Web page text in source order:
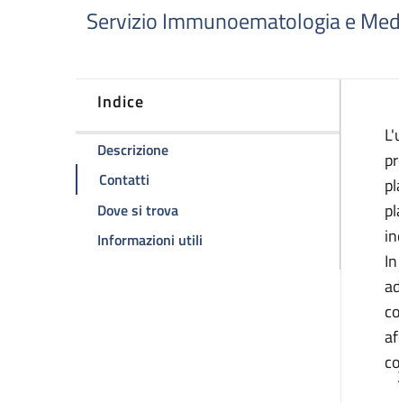
Servizio Immunoematologia e
Indice
Descrizionedella pagina Ambulatorio aferesi
Contatti della pagina Ambulatorio aferesi
Dove si trovadella pagina Ambulatorio aferesi
Informazioni utili della pagina Ambulatorio